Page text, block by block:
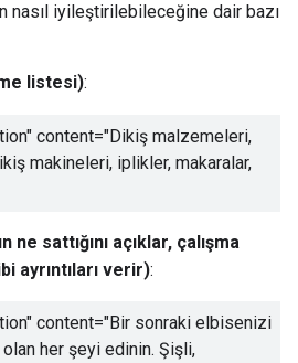
nasıl iyileştirilebileceğine dair bazı
listesi):
content="Dikiş malzemeleri,
makineleri, iplikler, makaralar,
ne sattığını açıklar, çalışma
ayrıntıları verir):
content="Bir sonraki elbisenizi
her şeyi edinin. Şişli,